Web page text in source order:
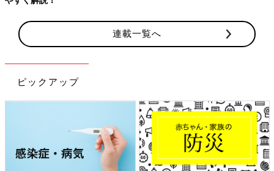
連載一覧へ
ピックアップ